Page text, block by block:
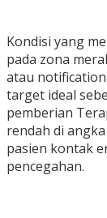
Kondisi yang
pada zona
atau
target ideal
pemberian
rendah di
pasien kontak
pencegahan.